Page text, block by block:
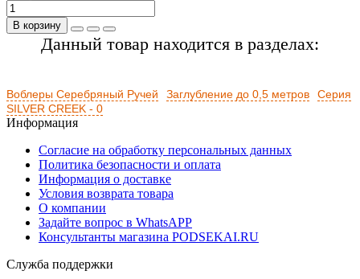
В корзину
Данный товар находится в разделах:
Воблеры Серебряный Ручей Заглубление до 0,5 метров
Серия
SILVER CREEK - 0
Информация
Согласие на обработку персональных данных
Политика безопасности и оплата
Информация о доставке
Условия возврата товара
О компании
Задайте вопрос в WhatsAPP
Консультанты магазина PODSEKAI.RU
Служба поддержки